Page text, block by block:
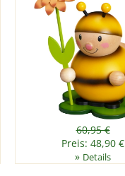
60,95 €
Preis: 48,90 €
» Details